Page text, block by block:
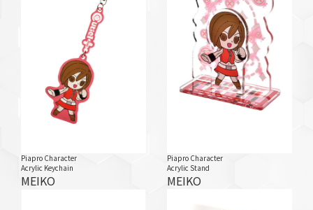
Piapro Character
Acrylic Keychain
MEIKO
Piapro Character
Acrylic Stand
MEIKO